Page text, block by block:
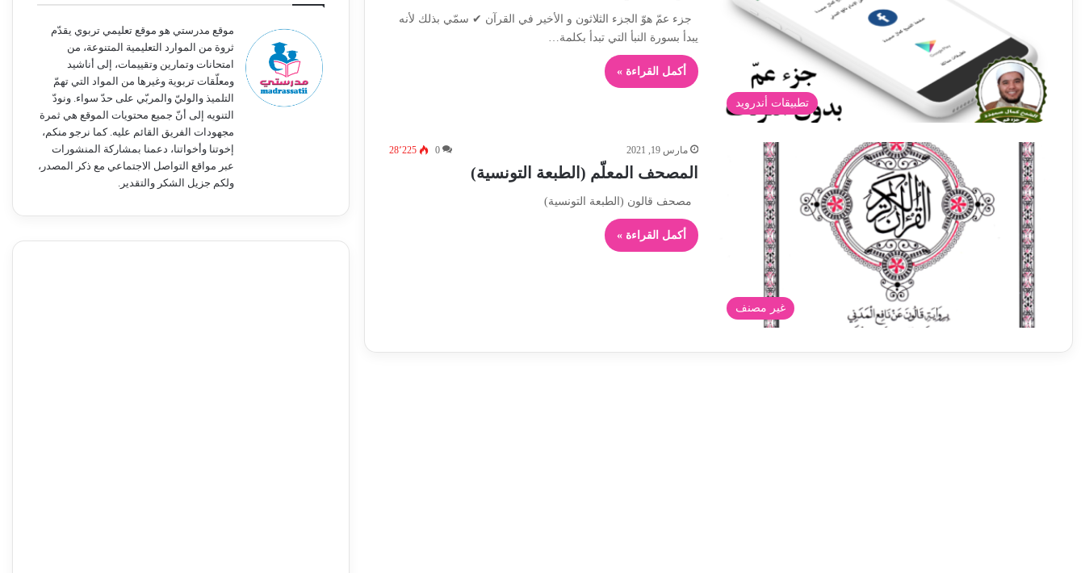
تطبيقات أندرويد
جزء عمّ هوّ الجزء الثلاثون و الأخير في القرآن ✔ سمّي بذلك لأنه
يبدأ بسورة النبأ التي تبدأ بكلمة…
أكمل القراءة »
غير مصنف
مارس 19, 2021 0 28٬225
المصحف المعلّم (الطبعة التونسية)
مصحف قالون (الطبعة التونسية)
أكمل القراءة »
موقع مدرستي هو موقع تعليمي تربوي يقدّم
ثروة من الموارد التعليمية المتنوعة، من
امتحانات وتمارين وتقييمات، إلى أناشيد
ومعلّقات تربوية وغيرها من المواد التي تهمّ
التلميذ والوليّ والمربّي على حدّ سواء. ونودّ
التنويه إلى أنّ جميع محتويات الموقع هي ثمرة
مجهودات الفريق القائم عليه. كما نرجو منكم،
إخوتنا وأخواتنا، دعمنا بمشاركة المنشورات
عبر مواقع التواصل الاجتماعي مع ذكر المصدر،
ولكم جزيل الشكر والتقدير.